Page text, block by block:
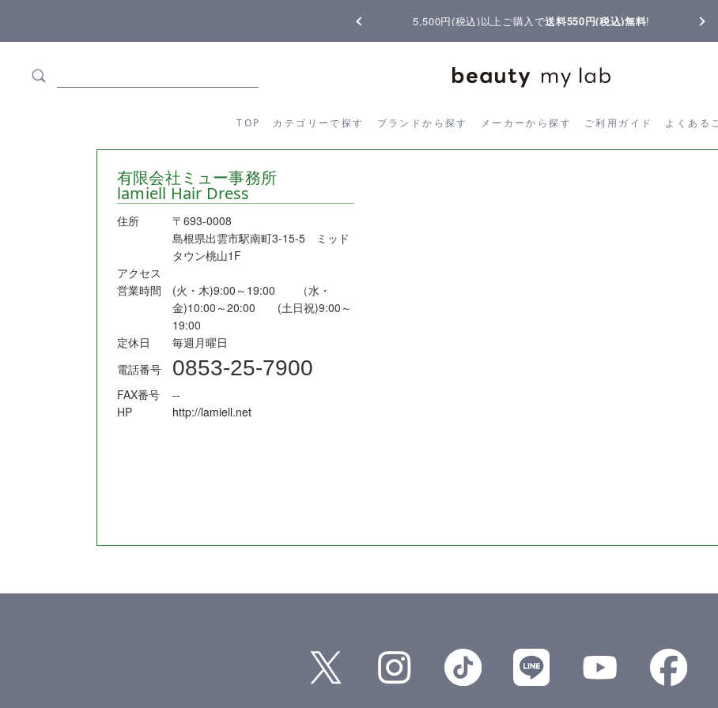
5,500円(税込)以上ご購入で送料550円(税込)無料!
TOP カテゴリーで探す ブランドから探す メーカーから探す ご利用ガイド よくある
カテゴリーから探す ブランドから探す メーカーから探す ご利用ガイド よく
有限会社ミュー事務所
lamiell Hair Dress
住所
〒693-0008
島根県出雲市駅南町3-15-5 ミッド
タウン桃山1F
アクセス
営業時間
(火・木)9:00～19:00 （水・
金)10:00～20:00 (土日祝)9:00～
定休日
毎週月曜日
電話番号
0853-25-7900
FAX番号
--
HP
http://lamiell.net